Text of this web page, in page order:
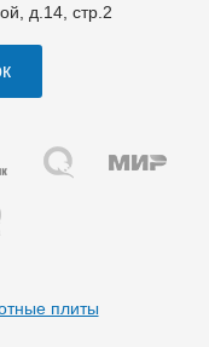
д.14, стр.2
плиты